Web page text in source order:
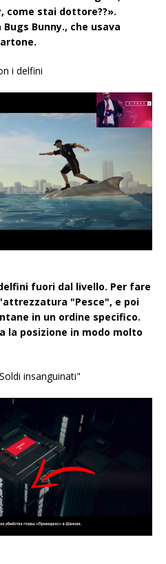
come stai dottore??».
Bunny., che usava
i delfini
fuori dal livello. Per fare
"Pesce", e poi
in un ordine specifico.
la posizione in modo molto
insanguinati"